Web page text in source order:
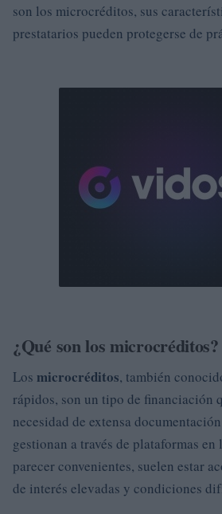
son los microcréditos, sus
prestatarios pueden protegerse de
¿Qué son los microcréditos?
Los microcréditos, también
rápidos, son un tipo de financiación
necesidad de extensa
gestionan a través de plataformas
parecer convenientes, suelen estar
de interés elevadas y condiciones